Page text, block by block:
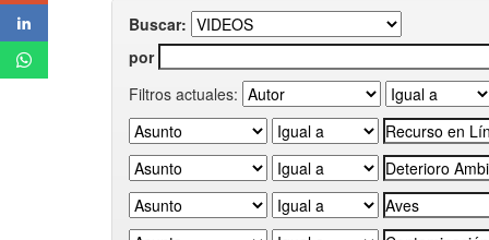
Buscar:
por
Filtros actuales: